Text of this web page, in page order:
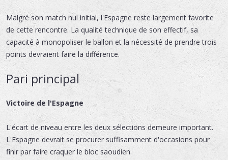
Malgré son match nul initial, l'Espagne reste largement favorite
de cette rencontre. La qualité technique de son effectif, sa
capacité à monopoliser le ballon et la nécessité de prendre trois
points devraient faire la différence.
Pari principal
Victoire de l'Espagne
L'écart de niveau entre les deux sélections demeure important.
L'Espagne devrait se procurer suffisamment d'occasions pour
finir par faire craquer le bloc saoudien.